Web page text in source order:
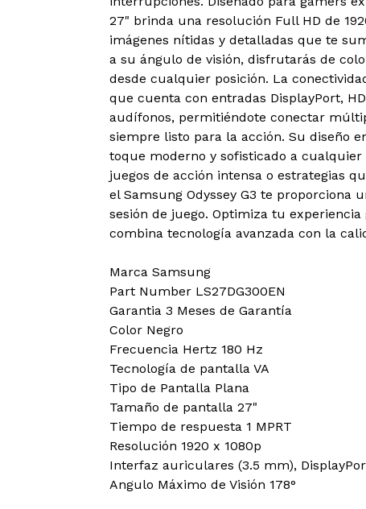
27" brinda una resolución Full HD de
imágenes nítidas y detalladas que te
a su ángulo de visión, disfrutarás de
desde cualquier posición. La
que cuenta con entradas DisplayPort,
audífonos, permitiéndote conectar
siempre listo para la acción. Su diseño
toque moderno y sofisticado a cualquier
juegos de acción intensa o estrategias
el Samsung Odyssey G3 te proporciona
sesión de juego. Optimiza tu
combina tecnología avanzada con la
Marca Samsung
Part Number LS27DG300EN
Garantia 3 Meses de Garantía
Color Negro
Frecuencia Hertz 180 Hz
Tecnología de pantalla VA
Tipo de Pantalla Plana
Tamaño de pantalla 27"
Tiempo de respuesta 1 MPRT
Resolución 1920 x 1080p
Interfaz auriculares (3.5 mm),
Angulo Máximo de Visión 178°